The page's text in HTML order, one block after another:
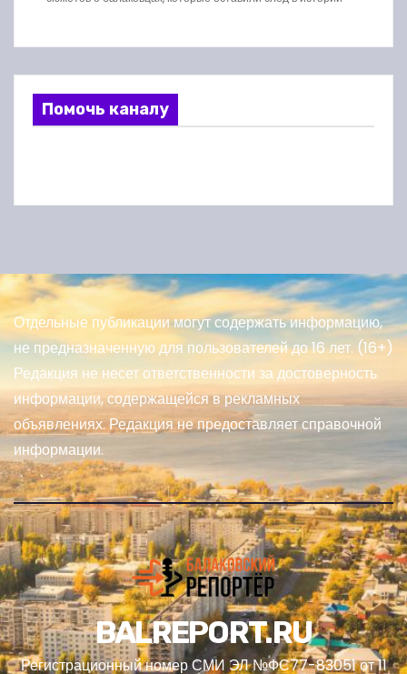
Помочь каналу
Отдельные публикации могут содержать информацию,
не предназначенную для пользователей до 16 лет. (16+)
Редакция не несет ответственности за достоверность
информации, содержащейся в рекламных
объявлениях. Редакция не предоставляет справочной
информации.
BALREPORT.RU
Регистрационный номер СМИ ЭЛ №ФС77-83051 от 11